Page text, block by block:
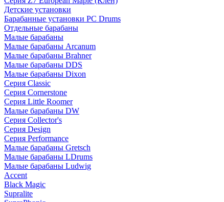
Детские установки
Барабанные установки PC Drums
Отдельные барабаны
Малые барабаны
Малые барабаны Arcanum
Малые барабаны Brahner
Малые барабаны DDS
Малые барабаны Dixon
Серия Classic
Серия Cornerstone
Серия Little Roomer
Малые барабаны DW
Серия Collector's
Серия Design
Серия Performance
Малые барабаны Gretsch
Малые барабаны LDrums
Малые барабаны Ludwig
Accent
Black Magic
Supralite